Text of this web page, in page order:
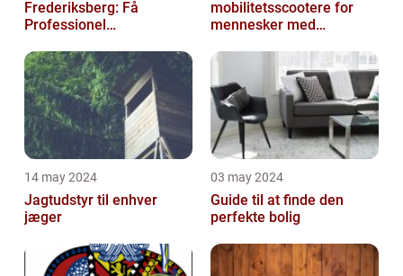
Frederiksberg: Få
Professionel
eller virksomhed
mobilitetsscootere for
mennesker med
14 may 2024
Jagtudstyr til enhver
jæger
03 may 2024
Guide til at finde den
perfekte bolig